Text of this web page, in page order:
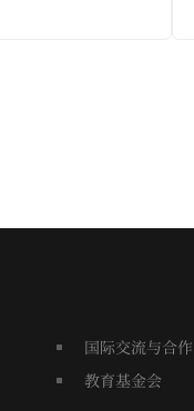
国际交流与合作
教育基金会